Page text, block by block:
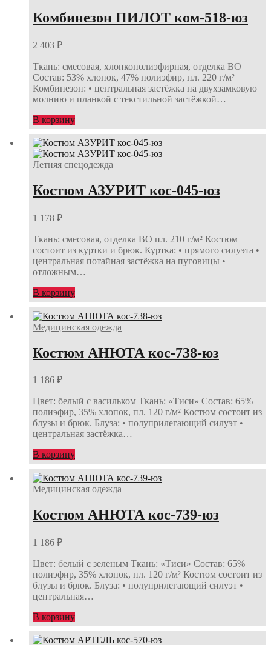
Комбинезон ПИЛОТ ком-518-юз
2 403 ₽
Ткань: смесовая, хлопкополиэфирная, отделка ВО
Состав: 53% хлопок, 47% полиэфир, пл. 220 г/м²
Комбинезон: • центральная застёжка на двухзамковую
молнию и планкой с текстильной застёжкой…
В корзину
Летняя спецодежда
Костюм АЗУРИТ кос-045-юз
1 178 ₽
Ткань: смесовая, отделка ВО пл. 210 г/м² Костюм
состоит из куртки и брюк. Куртка: • прямого силуэта •
центральная потайная застёжка на пуговицы •
отложным…
В корзину
Медицинская одежда
Костюм АНЮТА кос-738-юз
1 186 ₽
Цвет: белый с васильком Ткань: «Тиси» Состав: 65%
полиэфир, 35% хлопок, пл. 120 г/м² Костюм состоит из
блузы и брюк. Блуза: • полуприлегающий силуэт •
центральная застёжка…
В корзину
Медицинская одежда
Костюм АНЮТА кос-739-юз
1 186 ₽
Цвет: белый с зеленым Ткань: «Тиси» Состав: 65%
полиэфир, 35% хлопок, пл. 120 г/м² Костюм состоит из
блузы и брюк. Блуза: • полуприлегающий силуэт •
центральная…
В корзину